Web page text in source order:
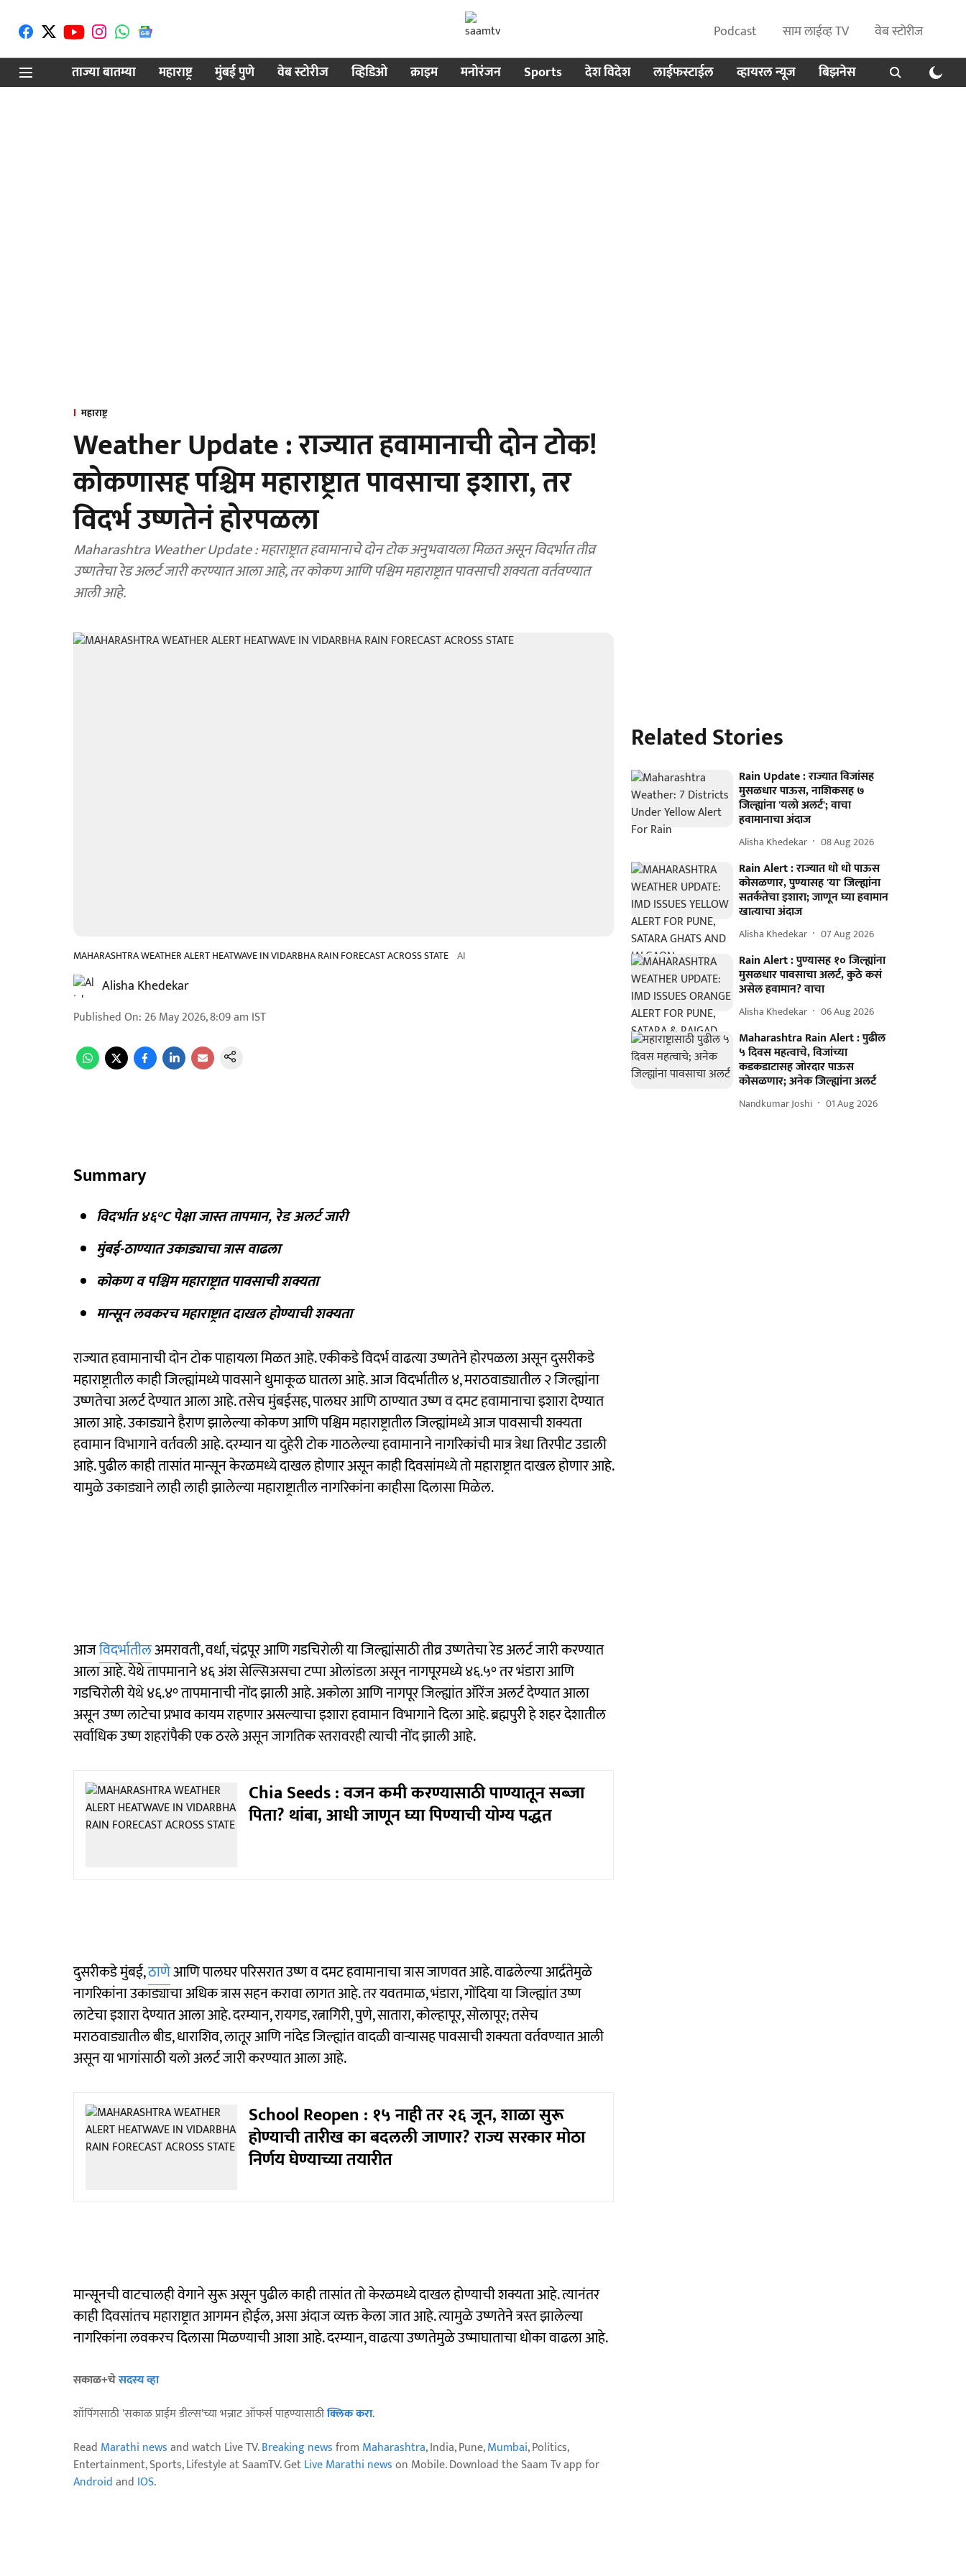
Podcast साम लाईव्ह TV
वेब स्टोरीज
ताज्या बातम्या
महाराष्ट्र मुंबई पुणे वेब स्टोरीज व्हिडिओ क्राइम मनोरंजन Sports देश विदेश लाईफस्टाईल व्हायरल न्यूज बिझनेस
महाराष्ट्र
Weather Update : राज्यात हवामानाची दोन टोक!
कोकणासह पश्चिम महाराष्ट्रात पावसाचा इशारा, तर
विदर्भ उष्णतेनं होरपळला
Maharashtra Weather Update : महाराष्ट्रात हवामानाचे दोन टोक अनुभवायला मिळत असून विदर्भात तीव्र
उष्णतेचा रेड अलर्ट जारी करण्यात आला आहे, तर कोकण आणि पश्चिम महाराष्ट्रात पावसाची शक्यता वर्तवण्यात
आली आहे.
MAHARASHTRA WEATHER ALERT HEATWAVE IN VIDARBHA RAIN FORECAST ACROSS STATE AI
Alisha Khedekar
Published On: 26 May 2026, 8:09 am IST
Summary
विदर्भात ४६°C पेक्षा जास्त तापमान, रेड अलर्ट जारी
मुंबई-ठाण्यात उकाड्याचा त्रास वाढला
कोकण व पश्चिम महाराष्ट्रात पावसाची शक्यता
मान्सून लवकरच महाराष्ट्रात दाखल होण्याची शक्यता
राज्यात हवामानाची दोन टोक पाहायला मिळत आहे. एकीकडे विदर्भ वाढत्या उष्णतेने होरपळला असून दुसरीकडे
महाराष्ट्रातील काही जिल्ह्यांमध्ये पावसाने धुमाकूळ घातला आहे. आज विदर्भातील ४, मराठवाड्यातील २ जिल्ह्यांना
उष्णतेचा अलर्ट देण्यात आला आहे. तसेच मुंबईसह, पालघर आणि ठाण्यात उष्ण व दमट हवामानाचा इशारा देण्यात
आला आहे. उकाड्याने हैराण झालेल्या कोकण आणि पश्चिम महाराष्ट्रातील जिल्ह्यांमध्ये आज पावसाची शक्यता
हवामान विभागाने वर्तवली आहे. दरम्यान या दुहेरी टोक गाठलेल्या हवामानाने नागरिकांची मात्र त्रेधा तिरपीट उडाली
आहे. पुढील काही तासांत मान्सून केरळमध्ये दाखल होणार असून काही दिवसांमध्ये तो महाराष्ट्रात दाखल होणार आहे.
यामुळे उकाड्याने लाही लाही झालेल्या महाराष्ट्रातील नागरिकांना काहीसा दिलासा मिळेल.
आजविदर्भातीलअमरावती, वर्धा, चंद्रपूर आणि गडचिरोली या जिल्ह्यांसाठी तीव्र उष्णतेचा रेड अलर्ट जारी करण्यात
आला आहे. येथे तापमानाने ४६ अंश सेल्सिअसचा टप्पा ओलांडला असून नागपूरमध्ये ४६.५° तर भंडारा आणि
गडचिरोली येथे ४६.४° तापमानाची नोंद झाली आहे. अकोला आणि नागपूर जिल्ह्यांत ऑरेंज अलर्ट देण्यात आला
असून उष्ण लाटेचा प्रभाव कायम राहणार असल्याचा इशारा हवामान विभागाने दिला आहे. ब्रह्मपुरी हे शहर देशातील
सर्वाधिक उष्ण शहरांपैकी एक ठरले असून जागतिक स्तरावरही त्याची नोंद झाली आहे.
Chia Seeds : वजन कमी करण्यासाठी पाण्यातून सब्जा
पिता? थांबा, आधी जाणून घ्या पिण्याची योग्य पद्धत
दुसरीकडे मुंबई,ठाणेआणि पालघर परिसरात उष्ण व दमट हवामानाचा त्रास जाणवत आहे. वाढलेल्या आर्द्रतेमुळे
नागरिकांना उकाड्याचा अधिक त्रास सहन करावा लागत आहे. तर यवतमाळ, भंडारा, गोंदिया या जिल्ह्यांत उष्ण
लाटेचा इशारा देण्यात आला आहे. दरम्यान, रायगड, रत्नागिरी, पुणे, सातारा, कोल्हापूर, सोलापूर; तसेच
मराठवाड्यातील बीड, धाराशिव, लातूर आणि नांदेड जिल्ह्यांत वादळी वाऱ्यासह पावसाची शक्यता वर्तवण्यात आली
असून या भागांसाठी यलो अलर्ट जारी करण्यात आला आहे.
School Reopen : १५ नाही तर २६ जून, शाळा सुरू
होण्याची तारीख का बदलली जाणार? राज्य सरकार मोठा
निर्णय घेण्याच्या तयारीत
मान्सूनची वाटचालही वेगाने सुरू असून पुढील काही तासांत तो केरळमध्ये दाखल होण्याची शक्यता आहे. त्यानंतर
काही दिवसांतच महाराष्ट्रात आगमन होईल, असा अंदाज व्यक्त केला जात आहे. त्यामुळे उष्णतेने त्रस्त झालेल्या
नागरिकांना लवकरच दिलासा मिळण्याची आशा आहे. दरम्यान, वाढत्या उष्णतेमुळे उष्माघाताचा धोका वाढला आहे.
सकाळ+चेसदस्य व्हा
शॉपिंगसाठी 'सकाळ प्राईम डील्स'च्या भन्नाट ऑफर्स पाहण्यासाठीक्लिक करा.
Read Marathi newsand watch Live TV.Breaking newsfrom Maharashtra, India, Pune,Mumbai, Politics,
Entertainment, Sports, Lifestyle at SaamTV. GetLive Marathi newson Mobile. Download the Saam Tv app for
Androidand IOS.
Related Stories
Rain Update : राज्यात विजांसह
मुसळधार पाऊस, नाशिकसह ७
जिल्ह्यांना 'यलो अलर्ट'; वाचा
हवामानाचा अंदाज
Alisha Khedekar 08 Aug 2026
Rain Alert : राज्यात धो धो पाऊस
कोसळणार, पुण्यासह 'या' जिल्ह्यांना
सतर्कतेचा इशारा; जाणून घ्या हवामान
खात्याचा अंदाज
Alisha Khedekar 07 Aug 2026
Rain Alert : पुण्यासह १० जिल्ह्यांना
मुसळधार पावसाचा अलर्ट, कुठे कसं
असेल हवामान? वाचा
Alisha Khedekar 06 Aug 2026
Maharashtra Rain Alert : पुढील
५ दिवस महत्वाचे, विजांच्या
कडकडाटासह जोरदार पाऊस
कोसळणार; अनेक जिल्ह्यांना अलर्ट
Nandkumar Joshi 01 Aug 2026